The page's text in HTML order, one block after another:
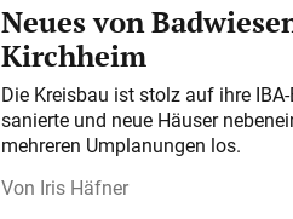
Neues von
Kirchheim
Die Kreisbau ist stolz auf ihre
sanierte und neue Häuser
mehreren Umplanungen los.
Iris Häfner